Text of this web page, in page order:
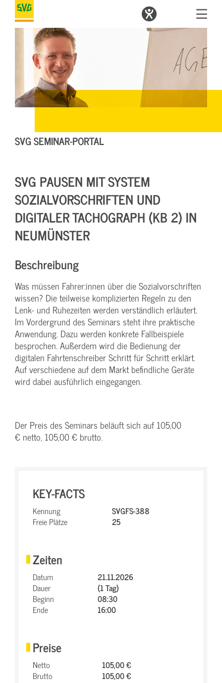
SVG SEMINAR-PORTAL
SVG PAUSEN MIT SYSTEM
SOZIALVORSCHRIFTEN UND
DIGITALER TACHOGRAPH (KB 2) IN
NEUMÜNSTER
Beschreibung
Was müssen Fahrer:innen über die Sozialvorschriften
wissen? Die teilweise komplizierten Regeln zu den
Lenk- und Ruhezeiten werden verständlich erläutert.
Im Vordergrund des Seminars steht ihre praktische
Anwendung. Dazu werden konkrete Fallbeispiele
besprochen. Außerdem wird die Bedienung der
digitalen Fahrtenschreiber Schritt für Schritt erklärt.
Auf verschiedene auf dem Markt befindliche Geräte
wird dabei ausführlich eingegangen.
Der Preis des Seminars beläuft sich auf 105,00
€ netto, 105,00 € brutto.
KEY-FACTS
Kennung
SVGFS-388
Freie Plätze
25
Zeiten
Datum
21.11.2026
Dauer
(1 Tag)
Beginn
08:30
Ende
16:00
Preise
Netto
105,00 €
Brutto
105,00 €